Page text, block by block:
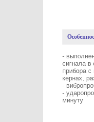
-
сигнала в
прибора
кернах,
-
-
минуту